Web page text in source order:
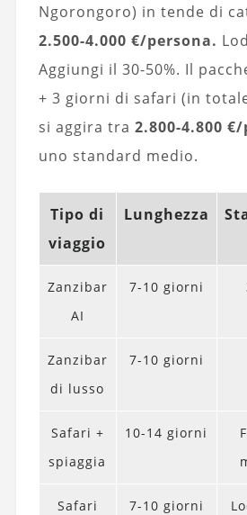
Ngorongoro) in tende di
2.500-4.000 €/persona.
Aggiungi il 30-50%. Il
+ 3 giorni di safari (in
si aggira tra 2.800-4.800
uno standard medio.
Tipo di
viaggio
Lunghezza
Zanzibar
AI
7-10 giorni
Zanzibar
di lusso
7-10 giorni
Safari +
spiaggia
10-14 giorni
Safari
7-10 giorni